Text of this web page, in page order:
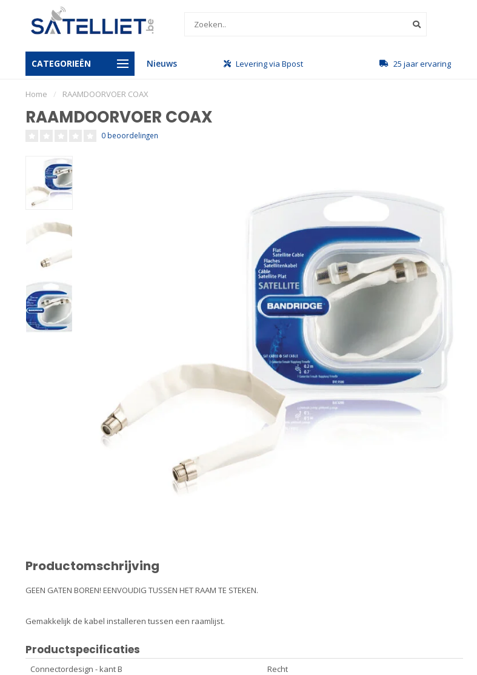
CATEGORIEËN Nieuws
Gratis levering vanaf €950 Levering via Bpost 25 jaar ervaring
Home / RAAMDOORVOER COAX
RAAMDOORVOER COAX
0 beoordelingen
Productomschrijving
GEEN GATEN BOREN! EENVOUDIG TUSSEN HET RAAM TE STEKEN.
Gemakkelijk de kabel installeren tussen een raamlijst.
Productspecificaties
Connectordesign - kant B
Recht